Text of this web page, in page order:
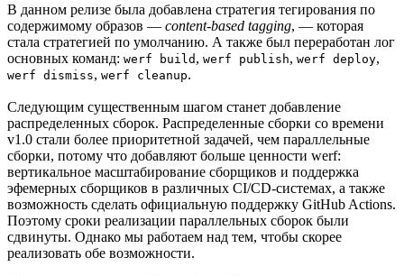
В данном релизе была добавлена стратегия тегирования по
содержимому образов — content-based tagging, — которая
стала стратегией по умолчанию. А также был переработан лог
основных команд: werf build , werf publish, werf deploy,
werf dismiss, werf cleanup.
Следующим существенным шагом станет добавление
распределенных сборок. Распределенные сборки со времени
v1.0 стали более приоритетной задачей, чем параллельные
сборки, потому что добавляют больше ценности werf:
вертикальное масштабирование сборщиков и поддержка
эфемерных сборщиков в различных CI/CD-системах, а также
возможность сделать официальную поддержку GitHub Actions.
Поэтому сроки реализации параллельных сборок были
сдвинуты. Однако мы работаем над тем, чтобы скорее
реализовать обе возможности.